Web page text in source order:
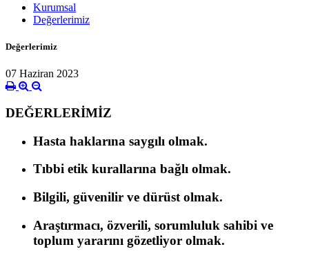
Kurumsal
Değerlerimiz
Değerlerimiz
07 Haziran 2023
DEĞERLERİMİZ
Hasta haklarına saygılı olmak.
Tıbbi etik kurallarına bağlı olmak.
Bilgili, güvenilir ve dürüst olmak.
Araştırmacı, özverili, sorumluluk sahibi ve
toplum yararını gözetliyor olmak.